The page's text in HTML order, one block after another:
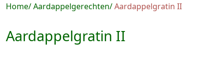
Home Aardappelgerechten Aardappelgratin II
Aardappelgratin II